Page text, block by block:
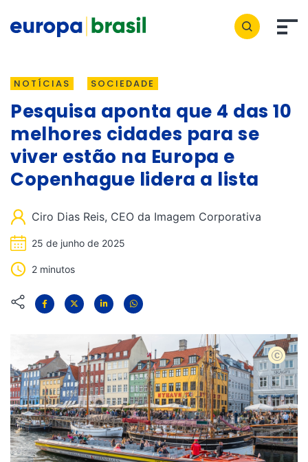
NOTÍCIAS SOCIEDADE
Pesquisa aponta que 4 das 10
melhores cidades para se
viver estão na Europa e
Copenhague lidera a lista
Ciro Dias Reis, CEO da Imagem Corporativa
25 de junho de 2025
2 minutos